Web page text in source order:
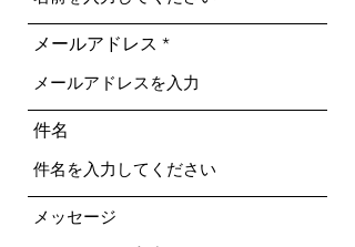
メールアドレス
件名
メッセージ